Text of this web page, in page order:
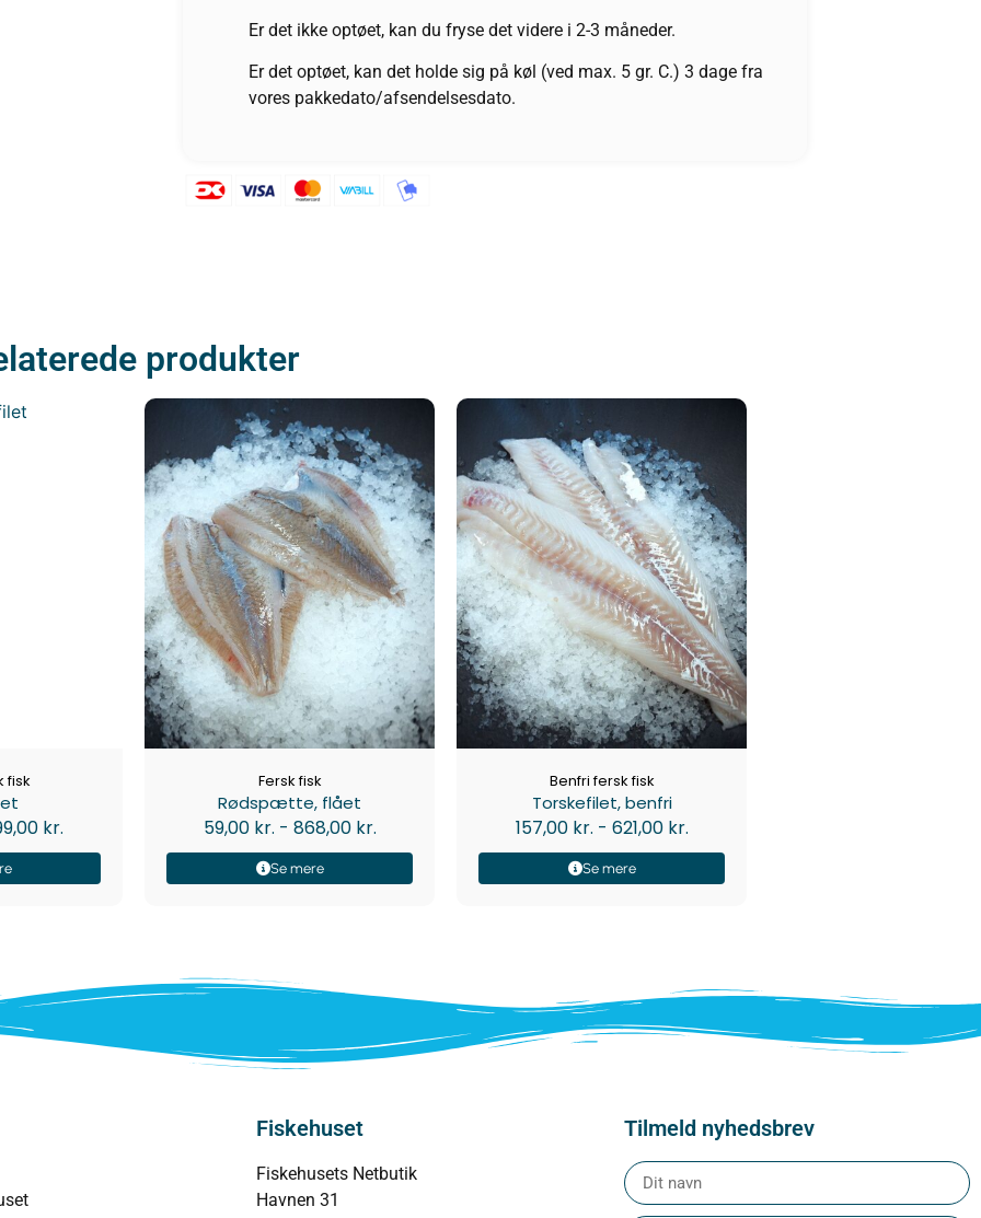
Er det ikke optøet, kan du fryse det videre i 2-3 måneder.
Er det optøet, kan det holde sig på køl (ved max. 5 gr. C.) 3 dage fra
vores pakkedato/afsendelsesdato.
produkter
fisk
kr.
Fersk fisk
Rødspætte, flået
59,00 kr. - 868,00 kr.
Se mere
Benfri fersk fisk
Torskefilet, benfri
157,00 kr. - 621,00 kr.
Se mere
Fiskehuset
Fiskehusets Netbutik
Havnen 31
Tilmeld nyhedsbrev